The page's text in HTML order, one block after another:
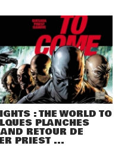
: THE WORLD TO
PLANCHES
RETOUR DE
PRIEST ...